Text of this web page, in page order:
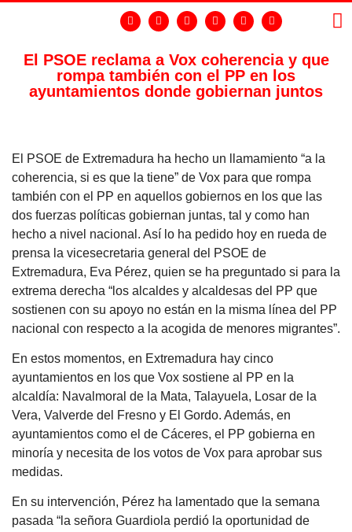
El PSOE reclama a Vox coherencia y que
rompa también con el PP en los
ayuntamientos donde gobiernan juntos
El PSOE de Extremadura ha hecho un llamamiento “a la
coherencia, si es que la tiene” de Vox para que rompa
también con el PP en aquellos gobiernos en los que las
dos fuerzas políticas gobiernan juntas, tal y como han
hecho a nivel nacional. Así lo ha pedido hoy en rueda de
prensa la vicesecretaria general del PSOE de
Extremadura, Eva Pérez, quien se ha preguntado si para la
extrema derecha “los alcaldes y alcaldesas del PP que
sostienen con su apoyo no están en la misma línea del PP
nacional con respecto a la acogida de menores migrantes”.
En estos momentos, en Extremadura hay cinco
ayuntamientos en los que Vox sostiene al PP en la
alcaldía: Navalmoral de la Mata, Talayuela, Losar de la
Vera, Valverde del Fresno y El Gordo. Además, en
ayuntamientos como el de Cáceres, el PP gobierna en
minoría y necesita de los votos de Vox para aprobar sus
medidas.
En su intervención, Pérez ha lamentado que la semana
pasada “la señora Guardiola perdió la oportunidad de